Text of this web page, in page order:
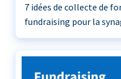
7 idées de collecte de
fundraising pour la